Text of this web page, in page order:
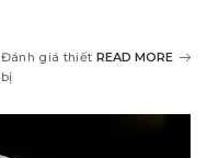
Đánh giá thiết
bị
READ MORE